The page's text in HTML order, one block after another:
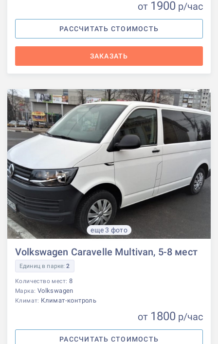
от 1900 р/час
РАССЧИТАТЬ СТОИМОСТЬ
ЗАКАЗАТЬ
еще 3 фото
Volkswagen Caravelle Multivan, 5-8 мест
Единиц в парке:2
Количество мест: 8
Марка: Volkswagen
Климат: Климат-контроль
от 1800 р/час
РАССЧИТАТЬ СТОИМОСТЬ